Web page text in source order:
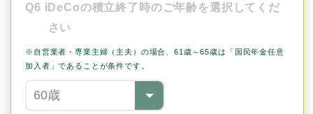
Q6 iDeCoの積立終了時のご年齢を選択してくだ
さい
※自営業者・専業主婦（主夫）の場合、61歳～65歳は「国民年金任意
加入者」であることが条件です。